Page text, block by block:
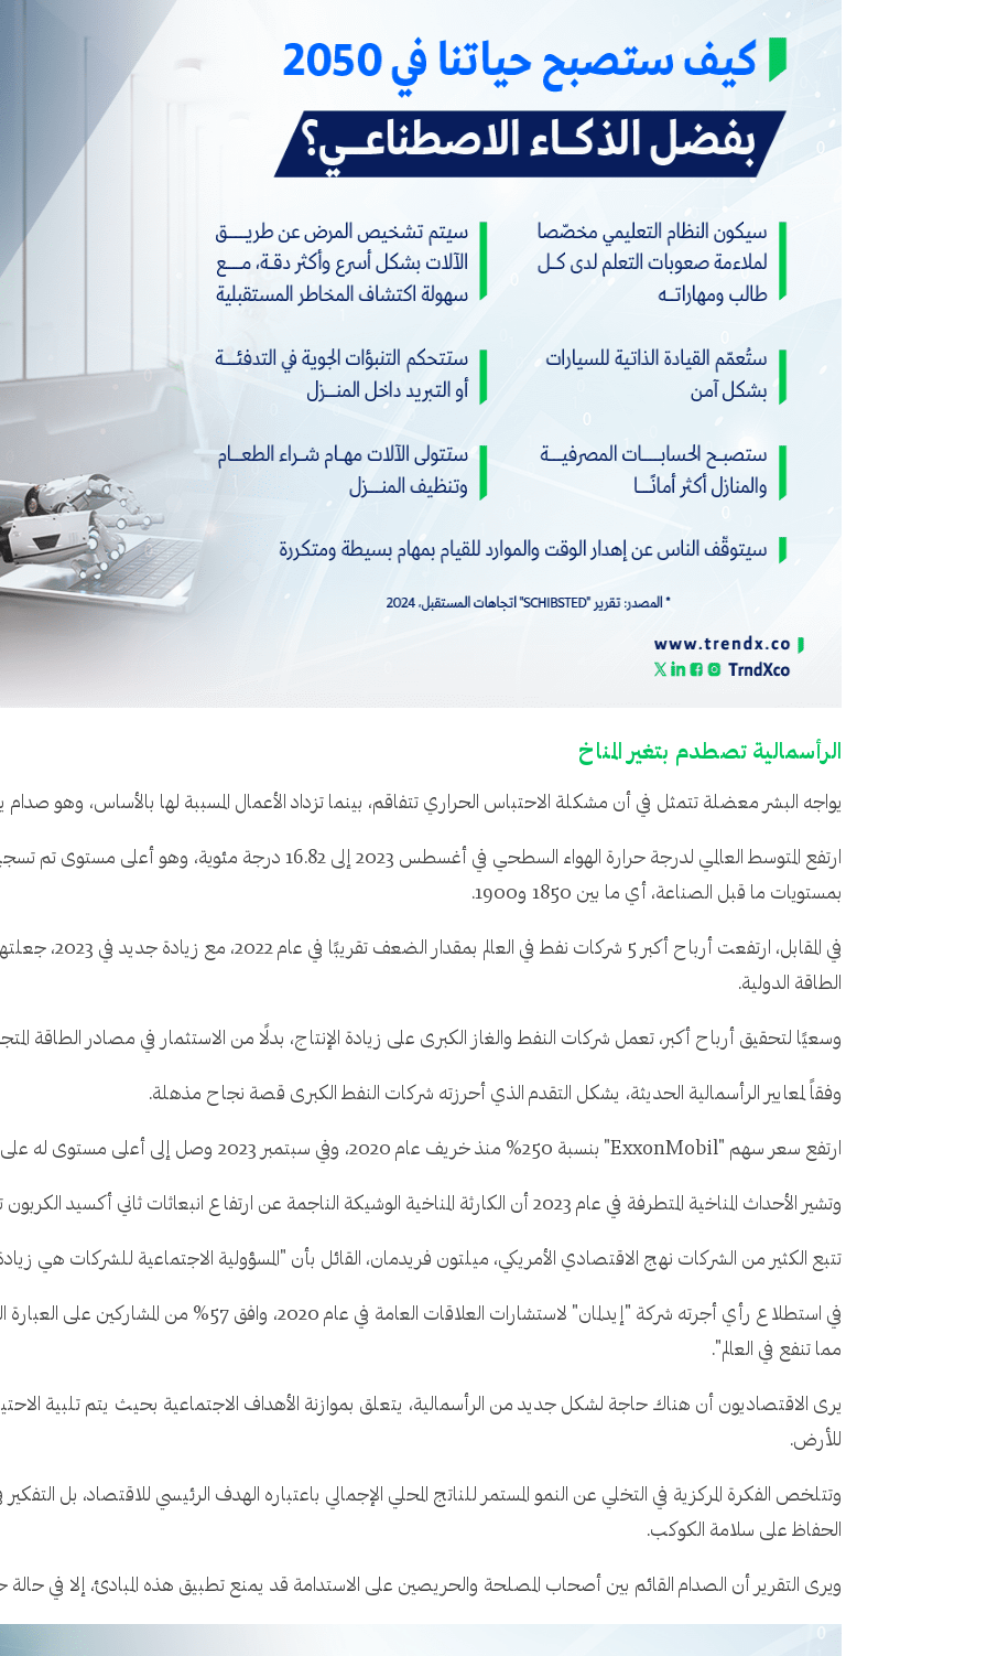
الرأسمالية تصطدم بتغير المناخ
يواجه البشر معضلة تتمثل في أن مشكلة الاحتباس الحراري تتفاقم، بينما تزداد الأعمال المسببة لها بالأساس، وهو
بمستويات ما قبل الصناعة، أي ما بين 1850 و1900.
الطاقة الدولية.
وسعيًا لتحقيق أرباح أكبر، تعمل شركات النفط والغاز الكبرى على زيادة الإنتاج، بدلًا من الاستثمار في مصادر الطاقة
وفقاً لمعايير الرأسمالية الحديثة، يشكل التقدم الذي أحرزته شركات النفط الكبرى قصة نجاح مذهلة.
ارتفع سعر سهم "ExxonMobil" بنسبة 250% منذ خريف عام 2020، وفي سبتمبر 2023 وصل إلى أعلى مستوى له على الإطلاق.
وتشير الأحداث المناخية المتطرفة في عام 2023 أن الكارثة المناخية الوشيكة الناجمة عن ارتفاع انبعاثات ثاني أكسيد الكربون تبدو واقعًا أكثر من كونها أزمة مستقبلية بعيدة.
تتبع الكثير من الشركات نهج الاقتصادي الأمريكي، ميلتون فريدمان، القائل بأن "المسؤولية الاجتماعية للشركات هي
في استطلاع رأي أجرته شركة "إيدلمان" لاستشارات العلاقات
مما تنفع في العالم".
يرى الاقتصاديون أن هناك حاجة لشكل جديد من الرأسمالية، يتعلق بموازنة الأهداف الاجتماعية بحيث يتم تلبية
للأرض.
وتتلخص الفكرة المركزية في التخلي عن النمو المستمر للناتج المحلي الإجمالي باعتباره الهدف الرئيسي للاقتصاد، بل
الحفاظ على سلامة الكوكب.
ويرى التقرير أن الصدام القائم بين أصحاب المصلحة والحريصين على الاستدامة قد يمنع تطبيق هذه المبادئ، إلا في حالة